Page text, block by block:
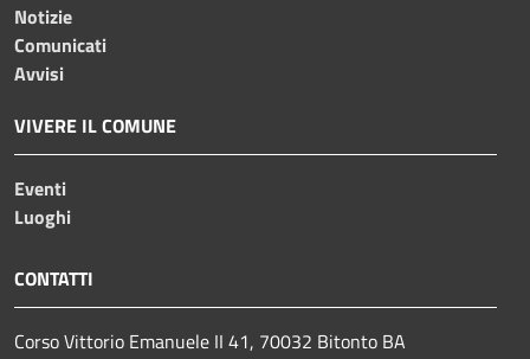
Notizie
Comunicati
Avvisi
VIVERE IL COMUNE
Eventi
Luoghi
CONTATTI
Corso Vittorio Emanuele II 41, 70032 Bitonto BA